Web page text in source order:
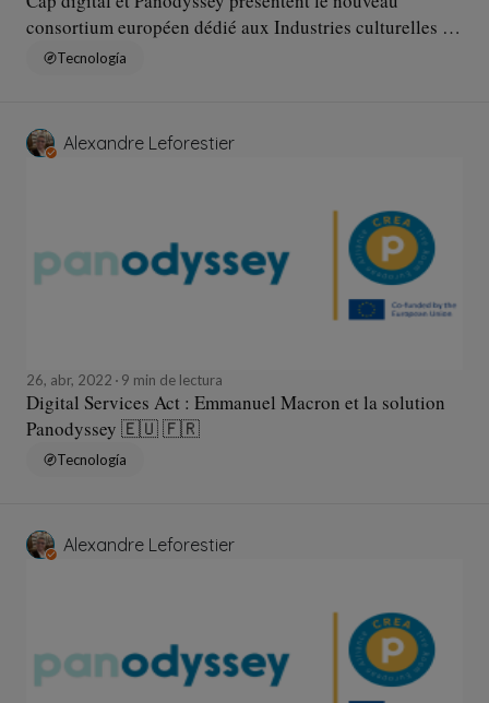
consortium européen dédié aux Industries culturelles et
créatives en Europe le 31 mai 2022 🇪🇺
Tecnología
Alexandre Leforestier
26, abr, 2022 9 min de lectura
Digital Services Act : Emmanuel Macron et la solution
Panodyssey 🇪🇺 🇫🇷
Tecnología
Alexandre Leforestier